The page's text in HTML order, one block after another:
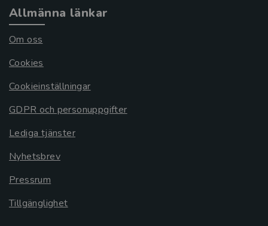
Allmänna länkar
Om oss
Cookies
Cookieinställningar
GDPR och personuppgifter
Lediga tjänster
Nyhetsbrev
Pressrum
Tillgänglighet